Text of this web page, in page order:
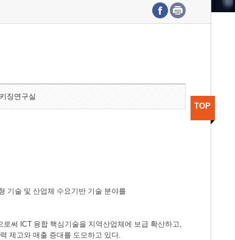
부
징연구실
기술 및 산업체 수요기반 기술 분야를
써 ICT 융합 핵심기술을 지역산업체에 보급 확산하고,
제고와 매출 증대를 도모하고 있다.
TOP